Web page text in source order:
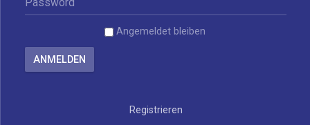
Angemeldet bleiben
Registrieren